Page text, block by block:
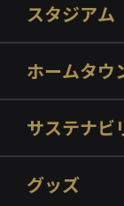
スタジアム
ホームタウ
サステナビ
グッズ